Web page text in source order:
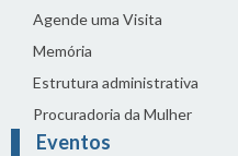
Agende uma Visita
Memória
Estrutura administrativa
Procuradoria da Mulher
Eventos